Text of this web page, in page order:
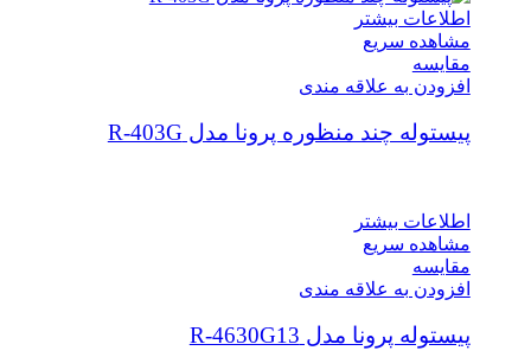
اطلاعات بیشتر
مشاهده سریع
مقایسه
افزودن به علاقه مندی
پیستوله چند منظوره پرونا مدل R-403G
اطلاعات بیشتر
مشاهده سریع
مقایسه
افزودن به علاقه مندی
پیستوله پرونا مدل R-4630G13